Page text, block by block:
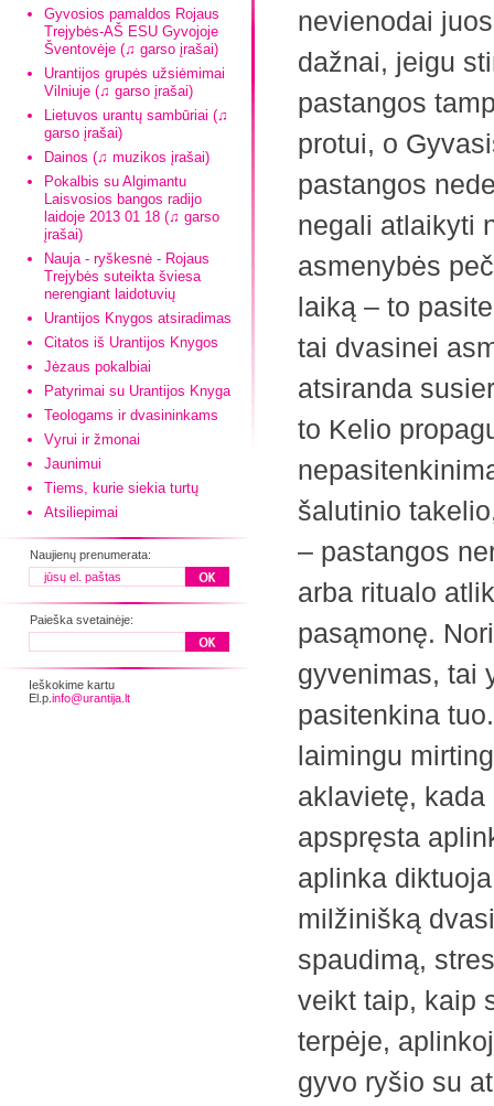
Gyvosios pamaldos Rojaus
Trejybės-AŠ ESU Gyvojoje
Šventovėje (♫ garso įrašai)
Urantijos grupės užsiėmimai
Vilniuje (♫ garso įrašai)
Lietuvos urantų sambūriai (♫
garso įrašai)
Dainos (♫ muzikos įrašai)
Pokalbis su Algimantu
Laisvosios bangos radijo
laidoje 2013 01 18 (♫ garso
įrašai)
Nauja - ryškesnė - Rojaus
Trejybės suteikta šviesa
nerengiant laidotuvių
Urantijos Knygos atsiradimas
Citatos iš Urantijos Knygos
Jėzaus pokalbiai
Patyrimai su Urantijos Knyga
Teologams ir dvasininkams
Vyrui ir žmonai
Jaunimui
Tiems, kurie siekia turtų
Atsiliepimai
Naujienų prenumerata:
Paieška svetainėje:
Ieškokime kartu
El.p. info@urantija.lt
nevienodai
dažnai, jeigu
pastangos
protui, o
pastangos
negali atlaikyti
asmenybės
laiką – to
tai dvasinei
atsiranda
to Kelio
šalutinio
– pastangos
arba ritualo
pasąmonę.
gyvenimas, tai
pasitenkina
laimingu
aklavietę,
apspręsta
aplinka
milžinišką
spaudimą,
veikt taip, kaip
terpėje,
gyvo ryšio su